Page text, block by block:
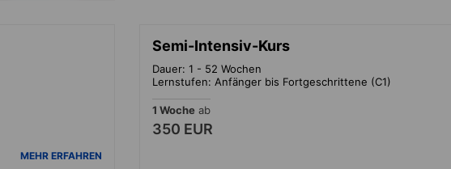
MEHR ERFAHREN
Semi-Intensiv-Kurs
Dauer: 1 - 52 Wochen
Lernstufen: Anfänger bis Fortgeschrittene (C1)
1 Woche ab
350 EUR